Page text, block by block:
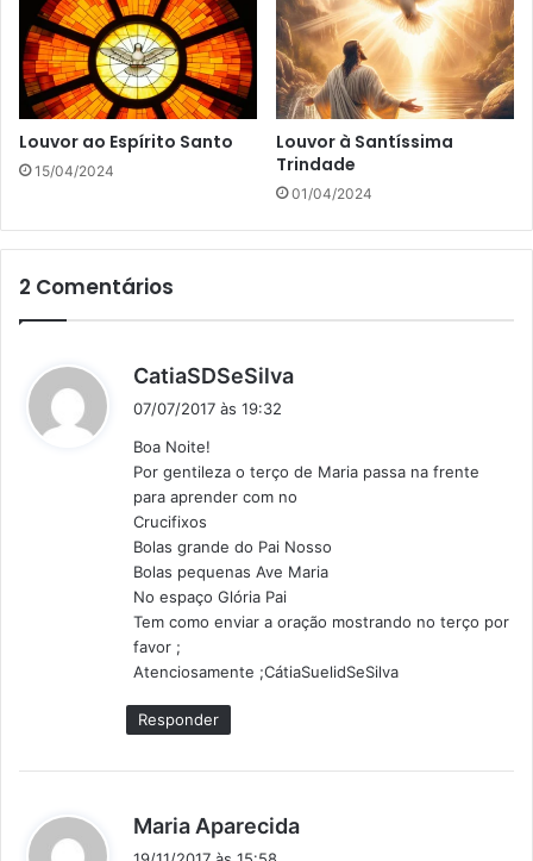
Louvor ao Espírito Santo
15/04/2024
Louvor à Santíssima
Trindade
01/04/2024
2 Comentários
CatiaSDSeSilva
e
:
07/07/2017 às 19:32
Boa Noite!
Por gentileza o terço de Maria passa na frente
para aprender com no
Crucifixos
Bolas grande do Pai Nosso
Bolas pequenas Ave Maria
No espaço Glória Pai
Tem como enviar a oração mostrando no terço por
favor ;
Atenciosamente ;CátiaSuelidSeSilva
Responder
Maria Aparecida